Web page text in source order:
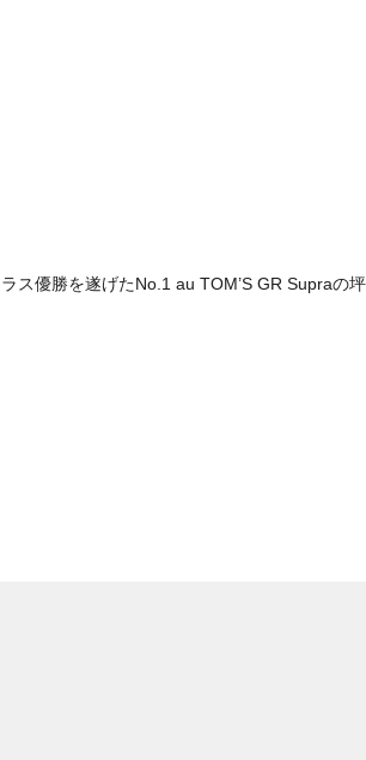
優勝を遂げたNo.1 au TOM’S GR Supraの